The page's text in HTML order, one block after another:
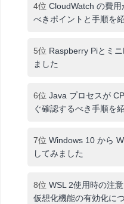
4位 CloudWatch の費
べきポイントと手順を
5位 Raspberry Piとミ
ました
6位 Java プロセスが
ぐ確認するべき手順を
7位 Windows 10 から
してみました
8位 WSL 2使用時の注
仮想化機能の有効化につ